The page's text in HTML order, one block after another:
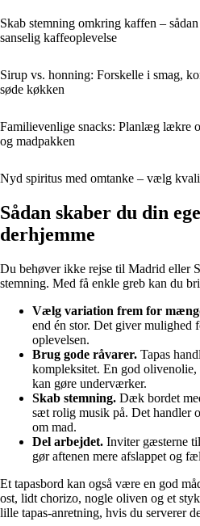
Skab stemning omkring kaffen –
sanselig kaffeoplevelse
Sirup vs. honning: Forskelle i smag,
søde køkken
Familievenlige snacks: Planlæg lækre
og madpakken
Nyd spiritus med omtanke – vælg
Sådan skaber du din
derhjemme
Du behøver ikke rejse til Madrid eller
stemning. Med få enkle greb kan du
Vælg variation frem for
end én stor. Det giver mulighed
oplevelsen.
Brug gode råvarer. Tapas
kompleksitet. En god
kan gøre underværker.
Skab stemning. Dæk bordet
sæt rolig musik på. Det handler
om mad.
Del arbejdet. Inviter gæsterne
gør aftenen mere afslappet og
Et tapasbord kan også være en god
ost, lidt chorizo, nogle oliven og et
lille tapas-anretning, hvis du serverer